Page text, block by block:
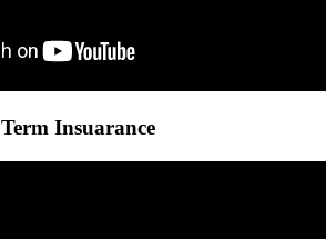
Term Insuarance